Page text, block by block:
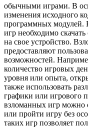
обычными играми. В
изменения исходного
программных модулей.
игр необходимо
на свое устройство.
предоставляют
возможностей.
количество игровых
уровня или опыта,
также использовать
графики или игрового
взломанных игр можно
или пройти игру без
таких игр позволяет